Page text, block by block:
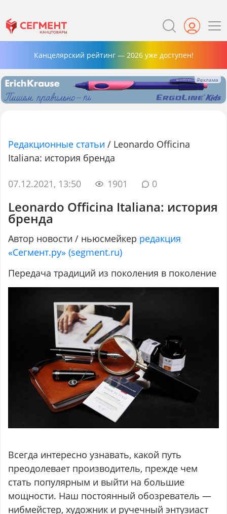
Канцелярский рейтинг — 2026 уже доступен!
Редакционные статьи / Leonardo Officina
Italiana: история бренда
07.12.2021, 13:50 1901 0
Leonardo Officina Italiana: история
бренда
Автор новости / ньюсмейкер редакция
«Сегмент.ру» (segment.ru)
Передача традиций из поколения в поколение
Всегда интересно узнавать, какой путь
преодолевает производитель, прежде чем
стать популярным и выйти на большие
мощности. Наш постоянный обозреватель —
нибмейстер, художник и ручечный энтузиаст